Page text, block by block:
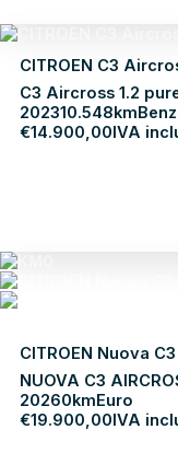
CITROEN C3
C3 Aircross 1.2
202310.548km
€14.900,00 IVA
CITROEN Nuova
NUOVA C3
20260kmEuro
€19.900,00IVA